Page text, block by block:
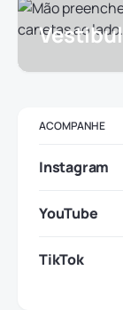
ACOMPANHE
Instagram
YouTube
TikTok